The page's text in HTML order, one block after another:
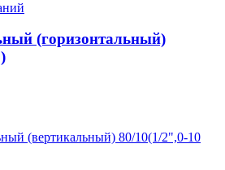
(горизонтальный)